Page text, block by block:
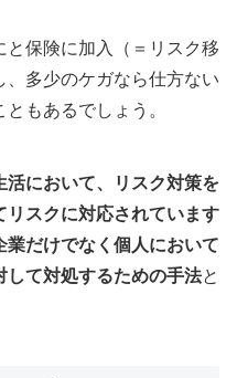
保険に加入（＝リスク移
多少のケガなら仕方ない
もあるでしょう。
活において、リスク対策を
リスクに対応されています
だけでなく個人において
して対処するための手法と